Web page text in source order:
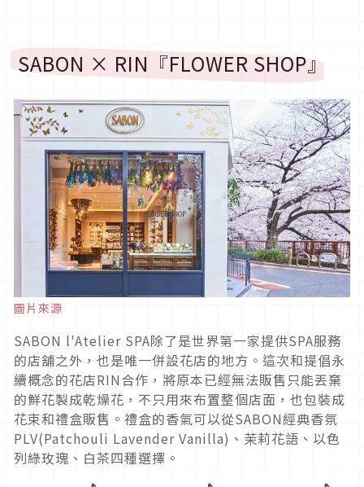
SABON × RIN『FLOWER SHOP』
圖片來源
SABON l'Atelier SPA除了是世界第一家提供SPA服務
的店舖之外，也是唯一併設花店的地方。這次和提倡永
續概念的花店RIN合作，將原本已經無法販售只能丟棄
的鮮花製成乾燥花，不只用來布置整個店面，也包裝成
花束和禮盒販售。禮盒的香氣可以從SABON經典香氛
PLV(Patchouli Lavender Vanilla)、茉莉花語、以色
列綠玫瑰、白茶四種選擇。